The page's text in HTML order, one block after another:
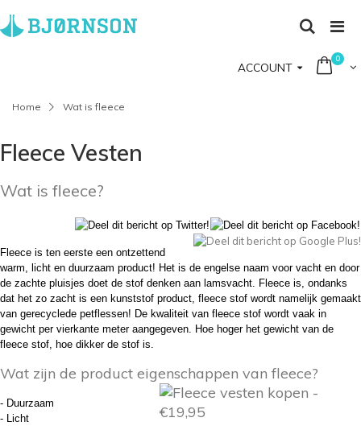
ACCOUNT
0
Home Wat is fleece
Fleece Vesten
Wat is fleece?
Fleece is ten eerste een ontzettend
warm, licht en duurzaam product! Het is de engelse naam voor vacht en door
de zachte pluisjes doet de stof denken aan lamsvacht. Fleece is, ondanks
dat het zo zacht is een kunststof product, fleece stof wordt namelijk gemaakt
van gerecyclede petflessen! De kwaliteit van fleece stof wordt vaak in
gewicht per vierkante meter aangegeven. Hoe hoger het gewicht van de
fleece stof, hoe dikker de stof is.
Wat zijn de product eigenschappen van fleece?
- Duurzaam
- Licht